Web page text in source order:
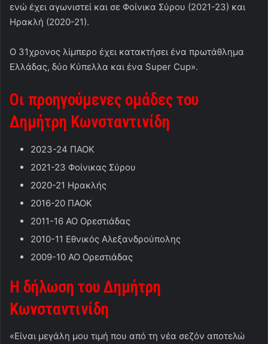
ενώ έχει αγωνιστεί και σε Φοίνικα Σύρου (2021-23) και
Ηρακλή (2020-21).
Ο 31χρονος λίμπερο έχει κατακτήσει ένα πρωτάθλημα
Ελλάδας, δύο Κύπελλα και ένα Super Cup».
Οι προηγούμενες ομάδες του
Δημήτρη Κωνσταντινίδη
2023-24 ΠΑΟΚ
2021-23 Φοίνικας Σύρου
2020-21 Ηρακλής
2016-20 ΠΑΟΚ
2011-16 ΑΟ Ορεστιάδας
2010-11 Εθνικός Αλεξανδρούπολης
2009-10 ΑΟ Ορεστιάδας
Η δήλωση του Δημήτρη
Κωνσταντινίδη
«Είναι μεγάλη μου τιμή που από τη νέα σεζόν αποτελώ